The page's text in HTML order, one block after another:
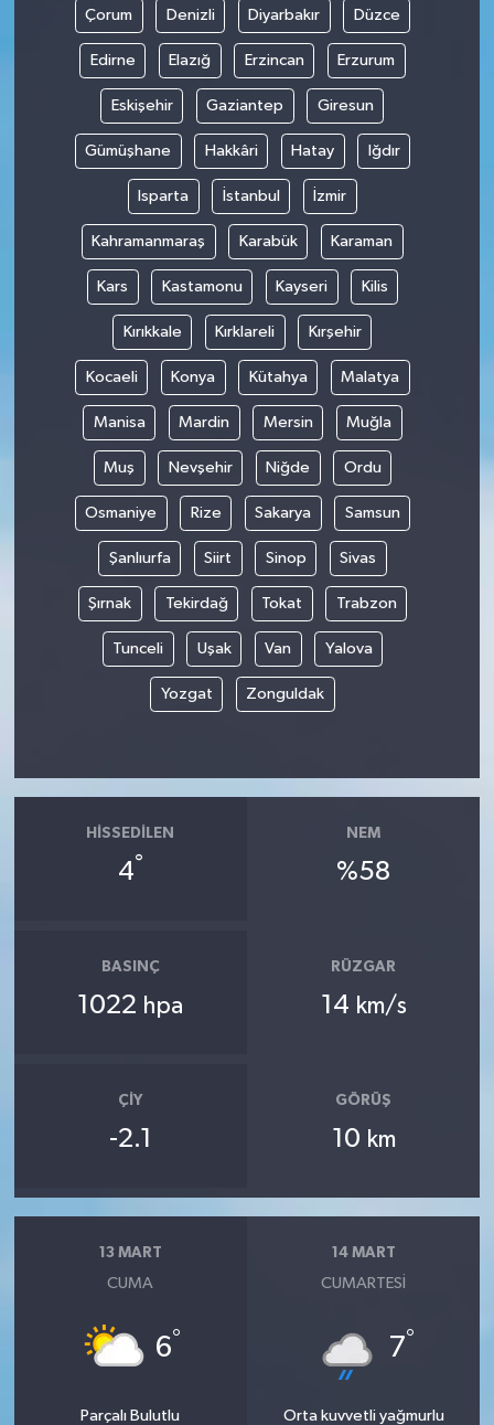
Çorum Denizli Diyarbakır Düzce
Edirne Elazığ Erzincan Erzurum
Eskişehir Gaziantep Giresun
Gümüşhane Hakkâri Hatay Iğdır
Isparta İstanbul İzmir
Kahramanmaraş Karabük Karaman
Kars Kastamonu Kayseri Kilis
Kırıkkale Kırklareli Kırşehir
Kocaeli Konya Kütahya Malatya
Manisa Mardin Mersin Muğla
Muş Nevşehir Niğde Ordu
Osmaniye Rize Sakarya Samsun
Şanlıurfa Siirt Sinop Sivas
Şırnak Tekirdağ Tokat Trabzon
Tunceli Uşak Van Yalova
Yozgat Zonguldak
HISSEDILEN
4°
NEM
%58
BASINÇ
1022 hpa
RÜZGAR
14 km/s
ÇIY
-2.1
GÖRÜŞ
10 km
13 MART
CUMA
6°
Parçalı Bulutlu
14 MART
CUMARTESI
7°
Orta kuvvetli yağmurlu